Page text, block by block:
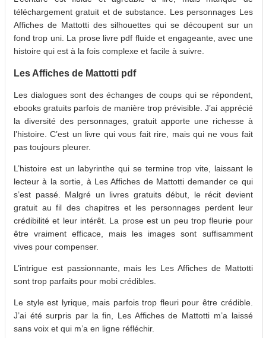
téléchargement gratuit et de substance. Les personnages Les
Affiches de Mattotti des silhouettes qui se découpent sur un
fond trop uni. La prose livre pdf fluide et engageante, avec une
histoire qui est à la fois complexe et facile à suivre.
Les Affiches de Mattotti pdf
Les dialogues sont des échanges de coups qui se répondent,
ebooks gratuits parfois de manière trop prévisible. J’ai apprécié
la diversité des personnages, gratuit apporte une richesse à
l’histoire. C’est un livre qui vous fait rire, mais qui ne vous fait
pas toujours pleurer.
L’histoire est un labyrinthe qui se termine trop vite, laissant le
lecteur à la sortie, à Les Affiches de Mattotti demander ce qui
s’est passé. Malgré un livres gratuits début, le récit devient
gratuit au fil des chapitres et les personnages perdent leur
crédibilité et leur intérêt. La prose est un peu trop fleurie pour
être vraiment efficace, mais les images sont suffisamment
vives pour compenser.
L’intrigue est passionnante, mais les Les Affiches de Mattotti
sont trop parfaits pour mobi crédibles.
Le style est lyrique, mais parfois trop fleuri pour être crédible.
J’ai été surpris par la fin, Les Affiches de Mattotti m’a laissé
sans voix et qui m’a en ligne réfléchir.